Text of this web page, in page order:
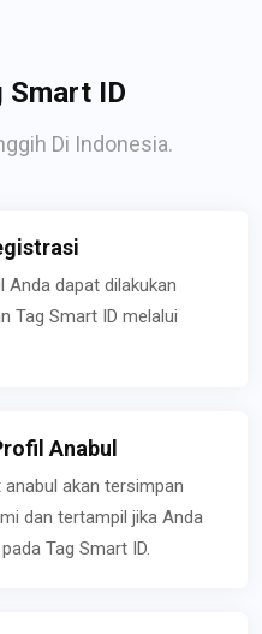
Smart ID
Di Indonesia.
Anda dapat dilakukan
Tag Smart ID melalui
Anabul
akan tersimpan
dan tertampil jika Anda
Tag Smart ID.